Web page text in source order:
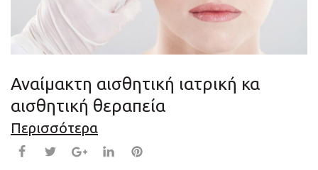
Αναίμακτη αισθητική ιατρική κα
αισθητική θεραπεία
Περισσότερα